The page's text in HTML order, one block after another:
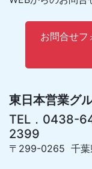
お問合せフ
東日本営業グ
TEL．0438-
2399
〒299-0265 千葉